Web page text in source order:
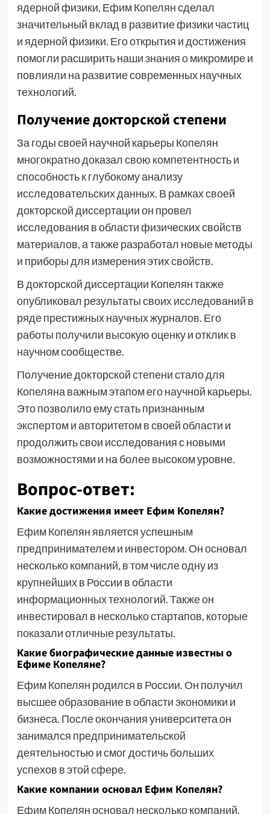
ядерной физики, Ефим Копелян сделал
значительный вклад в развитие физики частиц
и ядерной физики. Его открытия и достижения
помогли расширить наши знания о микромире и
повлияли на развитие современных научных
технологий.
Получение докторской степени
За годы своей научной карьеры Копелян
многократно доказал свою компетентность и
способность к глубокому анализу
исследовательских данных. В рамках своей
докторской диссертации он провел
исследования в области физических свойств
материалов, а также разработал новые методы
и приборы для измерения этих свойств.
В докторской диссертации Копелян также
опубликовал результаты своих исследований в
ряде престижных научных журналов. Его
работы получили высокую оценку и отклик в
научном сообществе.
Получение докторской степени стало для
Копеляна важным этапом его научной карьеры.
Это позволило ему стать признанным
экспертом и авторитетом в своей области и
продолжить свои исследования с новыми
возможностями и на более высоком уровне.
Вопрос-ответ:
Какие достижения имеет Ефим Копелян?
Ефим Копелян является успешным
предпринимателем и инвестором. Он основал
несколько компаний, в том числе одну из
крупнейших в России в области
информационных технологий. Также он
инвестировал в несколько стартапов, которые
показали отличные результаты.
Какие биографические данные известны о
Ефиме Копеляне?
Ефим Копелян родился в России. Он получил
высшее образование в области экономики и
бизнеса. После окончания университета он
занимался предпринимательской
деятельностью и смог достичь больших
успехов в этой сфере.
Какие компании основал Ефим Копелян?
Ефим Копелян основал несколько компаний,